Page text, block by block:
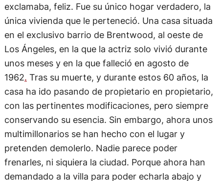
exclamaba, feliz. Fue su único hogar verdadero, la
única vivienda que le perteneció. Una casa situada
en el exclusivo barrio de Brentwood, al oeste de
Los Ángeles, en la que la actriz solo vivió durante
unos meses y en la que falleció en agosto de
1962. Tras su muerte, y durante estos 60 años, la
casa ha ido pasando de propietario en propietario,
con las pertinentes modificaciones, pero siempre
conservando su esencia. Sin embargo, ahora unos
multimillonarios se han hecho con el lugar y
pretenden demolerlo. Nadie parece poder
frenarles, ni siquiera la ciudad. Porque ahora han
demandado a la villa para poder echarla abajo y